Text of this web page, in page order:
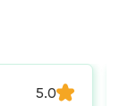
5.0